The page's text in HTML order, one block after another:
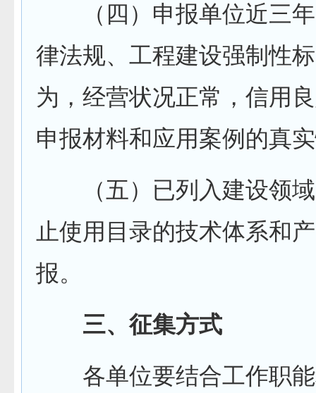
（四）申报单位近三年
律法规、工程建设强制性
为，经营状况正常，信用
申报材料和应用案例的真
（五）已列入建设领域
止使用目录的技术体系和
报。
三、征集方式
各单位要结合工作职能